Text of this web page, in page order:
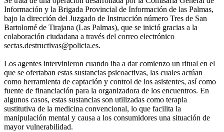
Información y la Brigada Provincial de Información de las Palmas,
bajo la dirección del Juzgado de Instrucción número Tres de San
Bartolomé de Tirajana (Las Palmas), que se inició gracias a la
colaboración ciudadana a través del correo electrónico
sectas.destructivas@policia.es.
Los agentes intervinieron cuando iba a dar comienzo un ritual en el
que se ofertaban estas sustancias psicoactivas, las cuales actúan
como herramienta de captación y control de los asistentes, así como
fuente de financiación para la organizadora de los encuentros. En
algunos casos, estas sustancias son utilizadas como terapia
sustitutiva de la medicina convencional, lo que facilita la
manipulación mental y causa a los consumidores una situación de
mayor vulnerabilidad.